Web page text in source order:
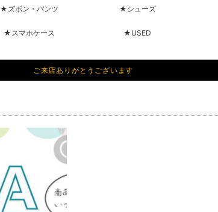
★ズボン・パンツ ★シューズ
★スマホケース ★USED
ご来店ありがとうございます